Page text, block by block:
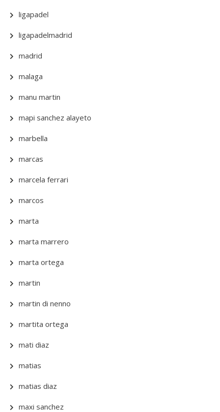
ligapadel
ligapadelmadrid
madrid
malaga
manu martin
mapi sanchez alayeto
marbella
marcas
marcela ferrari
marcos
marta
marta marrero
marta ortega
martin
martin di nenno
martita ortega
mati diaz
matias
matias diaz
maxi sanchez